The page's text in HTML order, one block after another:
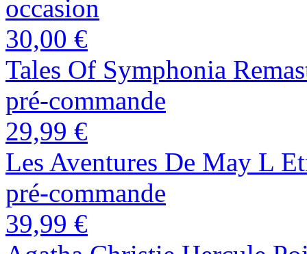
occasion
30,00 €
Tales Of Symphonia
pré-commande
29,99 €
Les Aventures De May L
pré-commande
39,99 €